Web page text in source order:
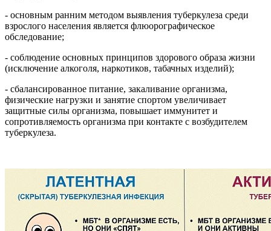
- основным ранним методом выявления туберкулеза среди
взрослого населения является флюорографическое
обследование;
- соблюдение основных принципов здорового образа жизни
(исключение алкоголя, наркотиков, табачных изделий);
- сбалансированное питание, закаливание организма,
физические нагрузки и занятие спортом увеличивает
защитные силы организма, повышает иммунитет и
сопротивляемость организма при контакте с возбудителем
туберкулеза.